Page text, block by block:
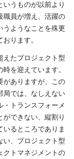
うものが以前より
職員が増え、活躍の
うようなことを殊更
ります。
たプロジェクト型
を迎えています。
がありますが、この
局では、なしえない
・トランスフォーメ
できない、縦割り
るところでありま
い、プロジェクト型
クトマネジメントの